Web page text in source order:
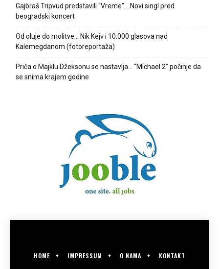
Gajbraš Tripvud predstavili “Vreme”… Novi singl pred
beogradski koncert
Od oluje do molitve… Nik Kejv i 10.000 glasova nad
Kalemegdanom (fotoreportaža)
Priča o Majklu Džeksonu se nastavlja… “Michael 2” počinje da
se snima krajem godine
HOME IMPRESSUM O NAMA KONTAKT